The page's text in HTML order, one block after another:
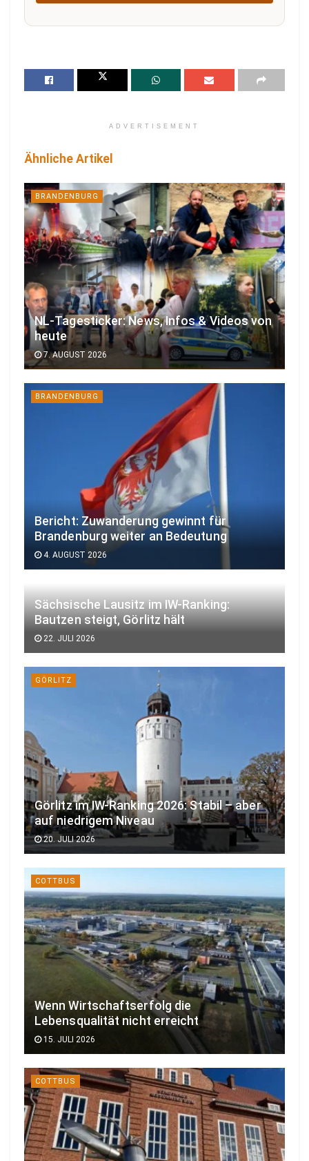
ADVERTISEMENT
Ähnliche Artikel
BRANDENBURG
NL-Tagesticker: News, Infos & Videos von
heute
7. AUGUST 2026
BRANDENBURG
Bericht: Zuwanderung gewinnt für
Brandenburg weiter an Bedeutung
4. AUGUST 2026
Sächsische Lausitz im IW-Ranking:
Bautzen steigt, Görlitz hält
22. JULI 2026
GÖRLITZ
Görlitz im IW-Ranking 2026: Stabil – aber
auf niedrigem Niveau
20. JULI 2026
COTTBUS
Wenn Wirtschaftserfolg die
Lebensqualität nicht erreicht
15. JULI 2026
COTTBUS